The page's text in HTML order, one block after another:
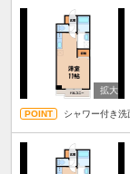
シャワー付き